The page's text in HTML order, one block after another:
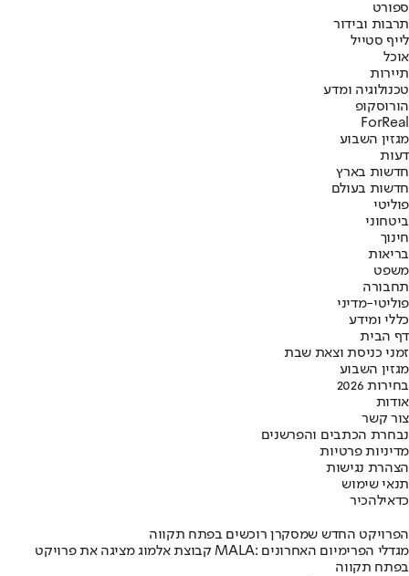
ספורט
תרבות ובידור
לייף סטייל
אוכל
תיירות
טכנולוגיה ומדע
הורוסקופ
ForReal
מגזין השבוע
דעות
חדשות בארץ
חדשות בעולם
פוליטי
ביטחוני
חינוך
בריאות
משפט
תחבורה
פוליטי-מדיני
כללי ומידע
דף הבית
זמני כניסת וצאת שבת
מגזין השבוע
בחירות 2026
אודות
צור קשר
נבחרת הכתבים והפרשנים
מדיניות פרטיות
הצהרת נגישות
תנאי שימוש
כדאילהכיר
הפרויקט החדש שמסקרן רוכשים בפתח תקווה
קבוצת אלמוג מציגה את פרויקט MALA: מגדלי הפרימיום האחרונים
בפתח תקווה